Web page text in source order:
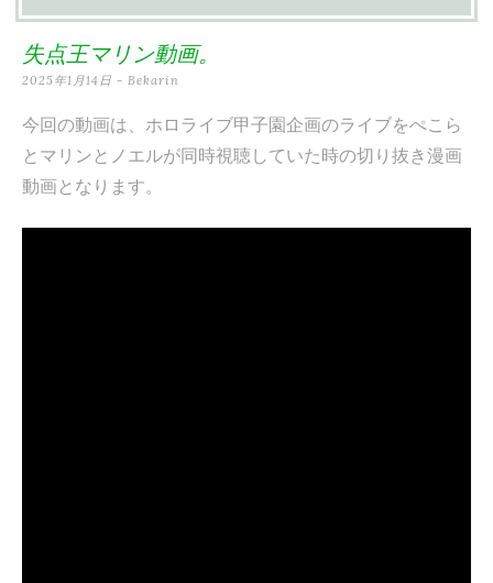
ン
テ
ン
ツ
へ
失点王マリン動画。
2025年1月14日 - Bekarin
今回の動画は、ホロライブ甲子園企画のライブをぺこら
とマリンとノエルが同時視聴していた時の切り抜き漫画
動画となります。